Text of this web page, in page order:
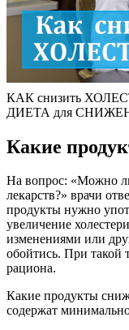
КАК снизить
ДИЕТА для
Какие
На вопрос: «Можно
лекарств?» врачи
продукты нужно
увеличение
изменениями или
обойтись. При такой
рациона.
Какие продукты
содержат